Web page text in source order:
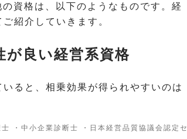
資格は、以下のようなものです。経
紹介していきます。
良い経営系資格
ると、相乗効果が得られやすいのは
・中小企業診断士 ・日本経営品質協議会認定セ